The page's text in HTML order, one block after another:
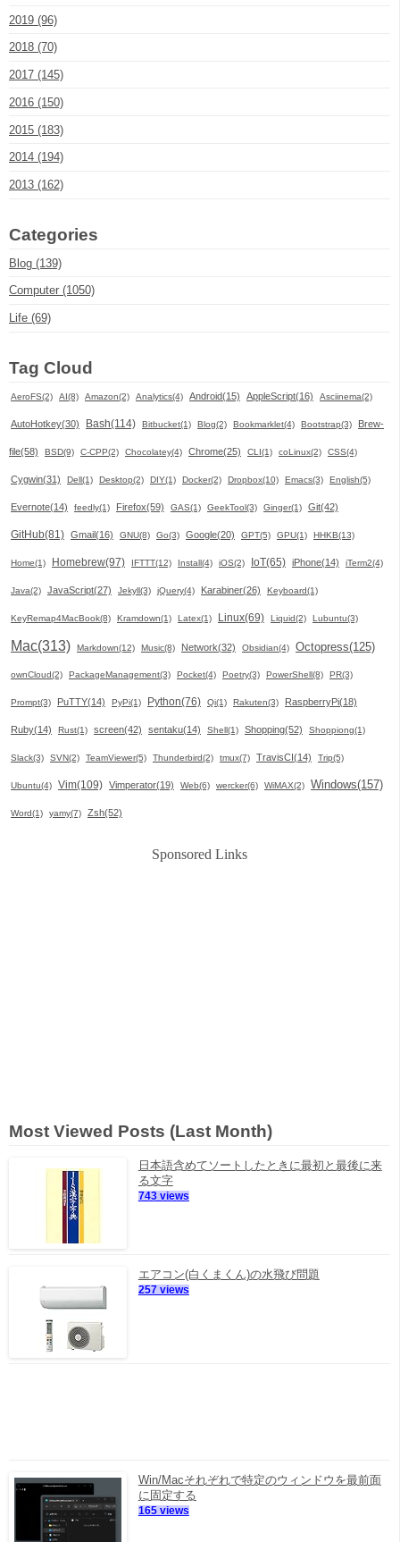
2019 (96)
2018 (70)
2017 (145)
2016 (150)
2015 (183)
2014 (194)
2013 (162)
Categories
Blog (139)
Computer (1050)
Life (69)
Tag Cloud
AeroFS(2) AI(8) Amazon(2) Analytics(4) Android(15) AppleScript(16) Asciinema(2)
AutoHotkey(30) Bash(114) Bitbucket(1) Blog(2) Bookmarklet(4) Bootstrap(3) Brew-
file(58) BSD(9) C-CPP(2) Chocolatey(4) Chrome(25) CLI(1) coLinux(2) CSS(4)
Cygwin(31) Dell(1) Desktop(2) DIY(1) Docker(2) Dropbox(10) Emacs(3) English(5)
Evernote(14) feedly(1) Firefox(59) GAS(1) GeekTool(3) Ginger(1) Git(42)
GitHub(81) Gmail(16) GNU(8) Go(3) Google(20) GPT(5) GPU(1) HHKB(13)
Home(1) Homebrew(97) IFTTT(12) Install(4) iOS(2) IoT(65) iPhone(14) iTerm2(4)
Java(2) JavaScript(27) Jekyll(3) jQuery(4) Karabiner(26) Keyboard(1)
KeyRemap4MacBook(8) Kramdown(1) Latex(1) Linux(69) Liquid(2) Lubuntu(3)
Mac(313) Markdown(12) Music(8) Network(32) Obsidian(4) Octopress(125)
ownCloud(2) PackageManagement(3) Pocket(4) Poetry(3) PowerShell(8) PR(3)
Prompt(3) PuTTY(14) PyPi(1) Python(76) Qi(1) Rakuten(3) RaspberryPi(18)
Ruby(14) Rust(1) screen(42) sentaku(14) Shell(1) Shopping(52) Shoppiong(1)
Slack(3) SVN(2) TeamViewer(5) Thunderbird(2) tmux(7) TravisCI(14) Trip(5)
Ubuntu(4) Vim(109) Vimperator(19) Web(6) wercker(6) WiMAX(2) Windows(157)
Word(1) yamy(7) Zsh(52)
Sponsored Links
Most Viewed Posts (Last Month)
日本語含めてソートしたときに最初と最後に来
る文字
743 views
エアコン(白くまくん)の水飛び問題
257 views
Win/Macそれぞれで特定のウィンドウを最前面
に固定する
165 views